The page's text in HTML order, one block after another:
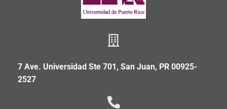
7 Ave. Universidad Ste 701, San Juan, PR 00925-
2527